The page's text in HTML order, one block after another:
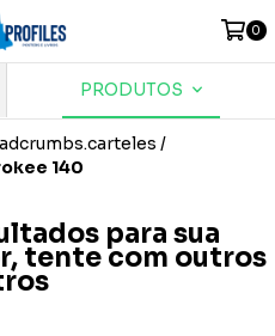
0
PRODUTOS
/
140
para sua
tente com outros